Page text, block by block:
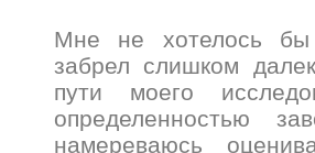
Мне не хотелось бы
забрел слишком
пути моего
определенностью
намереваюсь